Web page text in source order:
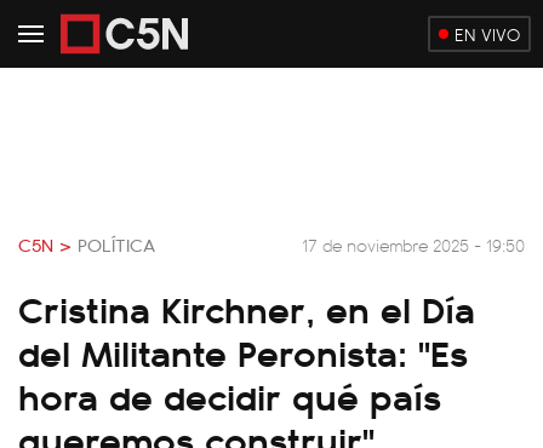
EN VIVO
C5N > POLÍTICA 17 de noviembre 2025 - 19:50
Cristina Kirchner, en el Día
del Militante Peronista: "Es
hora de decidir qué país